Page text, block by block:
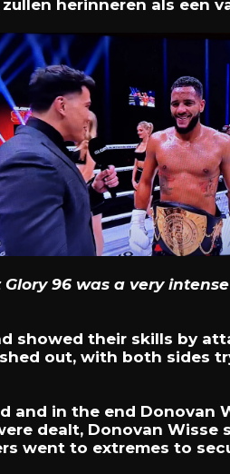
herinneren als een
96 was a very
showed their skills by
out, with both sides
and in the end Donovan
dealt, Donovan Wisse
went to extremes to